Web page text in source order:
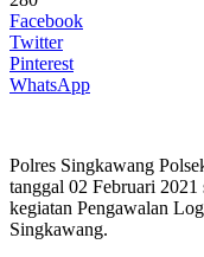
Facebook
Twitter
Pinterest
WhatsApp
Polres Singkawang
tanggal 02 Februari
kegiatan Pengawalan
Singkawang.